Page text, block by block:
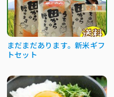
まだまだあります。新米ギフ
トセット